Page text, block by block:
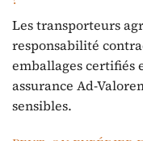
Les transporteurs
responsabilité
emballages certifiés
assurance Ad-
sensibles.